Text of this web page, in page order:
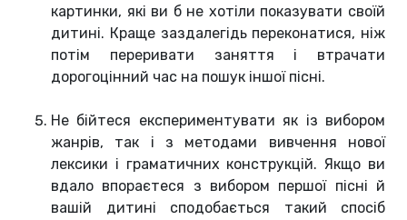
картинки, які ви б не хотіли показувати своїй
дитині. Краще заздалегідь переконатися, ніж
потім переривати заняття і втрачати
дорогоцінний час на пошук іншої пісні.
Не бійтеся експериментувати як із вибором
жанрів, так і з методами вивчення нової
лексики і граматичних конструкцій. Якщо ви
вдало впораєтеся з вибором першої пісні й
вашій дитині сподобається такий спосіб